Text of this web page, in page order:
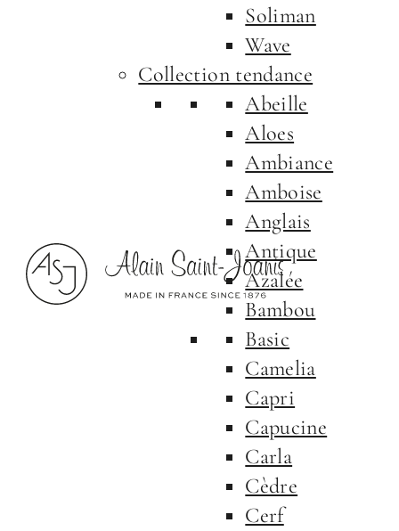
Soliman
Wave
Collection tendance
Abeille
Aloes
Ambiance
Amboise
Anglais
Antique
Azalée
Bambou
Basic
Camelia
Capri
Capucine
Carla
Cèdre
Cerf